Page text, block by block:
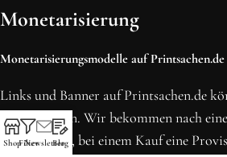
Monetarisierung
Monetarisierungsmodelle auf Printsachen.de
Links und Banner auf Printsachen.de
Werbung sein. Wir bekommen nach
solchen Link, bei einem Kauf eine
ShopFilter
Newsletter
Blog